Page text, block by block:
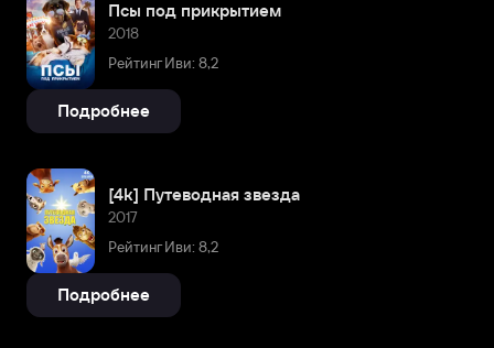
Псы под прикрытием
2018
Рейтинг Иви: 8,2
Подробнее
[4k] Путеводная звезда
2017
Рейтинг Иви: 8,2
Подробнее